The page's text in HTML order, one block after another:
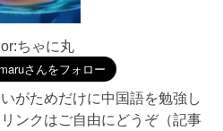
ちゃに丸
がためだけに中国語を勉強し
ンクはご自由にどうぞ（記事